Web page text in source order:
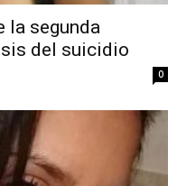
la segunda
del suicidio
0